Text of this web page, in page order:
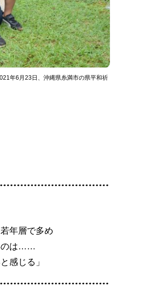
年6月23日、沖縄県糸満市の県平和祈
年層で多め
のは……
感じる」